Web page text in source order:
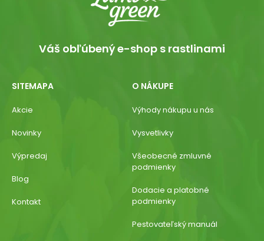
Váš obľúbený e-shop s rastlinami
SITEMAPA
Akcie
Novinky
Výpredaj
Blog
Kontakt
O NÁKUPE
Výhody nákupu u nás
Vysvetlivky
Všeobecné zmluvné
podmienky
Dodacie a platobné
podmienky
Pestovateľský manuál